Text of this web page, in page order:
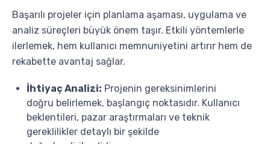
Başarılı projeler için planlama aşaması, uygulama ve
analiz süreçleri büyük önem taşır. Etkili yöntemlerle
ilerlemek, hem kullanıcı memnuniyetini artırır hem de
rekabette avantaj sağlar.
İhtiyaç Analizi: Projenin gereksinimlerini
doğru belirlemek, başlangıç noktasıdır. Kullanıcı
beklentileri, pazar araştırmaları ve teknik
gereklilikler detaylı bir şekilde